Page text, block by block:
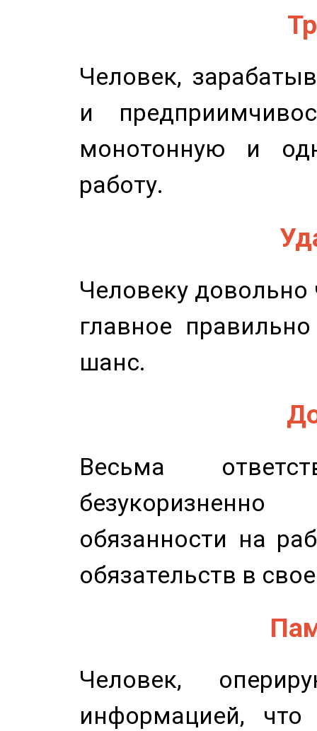
Человек,
и
монотонную и
работу.
Человеку довольно
главное
шанс.
Весьма
обязанности на
обязательств в
Человек,
информацией,